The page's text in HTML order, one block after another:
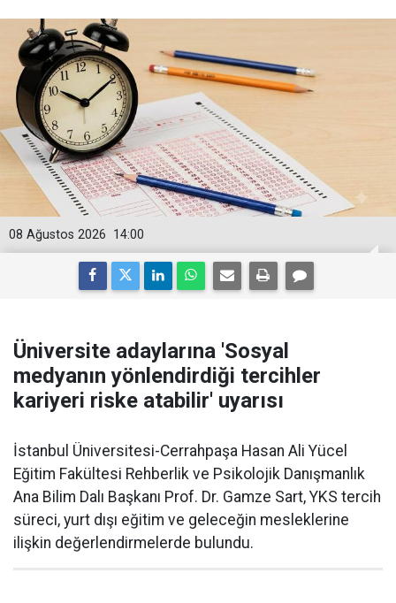
14:00
08 Ağustos 2026
Üniversite adaylarına 'Sosyal
medyanın yönlendirdiği tercihler
kariyeri riske atabilir' uyarısı
İstanbul Üniversitesi-Cerrahpaşa Hasan Ali Yücel
Eğitim Fakültesi Rehberlik ve Psikolojik Danışmanlık
Ana Bilim Dalı Başkanı Prof. Dr. Gamze Sart, YKS tercih
süreci, yurt dışı eğitim ve geleceğin mesleklerine
ilişkin değerlendirmelerde bulundu.